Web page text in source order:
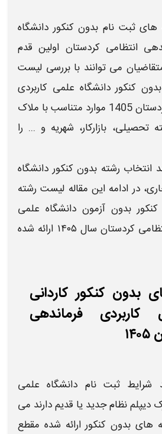
ثبت نام بدون کنکور دانشگاه
انتظامی کردستان اولین قدم
می توانند با بررسی لیست
کنکور دانشگاه علمی کاربردی
1405 موارد متناسب با ملاک
بازارکار، شهریه و ... را
انتخاب رشته بدون کنکور دانشگاه
در ادامه این مقاله لیست رشته
بدون آزمون دانشگاه علمی
کردستان سال ۱۴۰۵ ارائه شده
بدون کنکور کاردانی
کاربردی فرماندهی
شرایط ثبت نام دانشگاه علمی
دیپلم نظام جدید یا قدیم دارند می
های بدون کنکورارائه شده مقطع